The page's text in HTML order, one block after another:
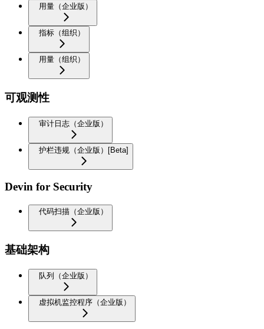
用量（企业版）
指标（组织）
用量（组织）
可观测性
审计日志（企业版）
护栏违规（企业版）[Beta]
Devin for Security
代码扫描（企业版）
基础架构
队列（企业版）
虚拟机监控程序（企业版）